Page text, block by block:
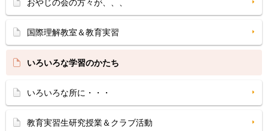
おやじの会の方々が、、、
国際理解教室＆教育実習
いろいろな学習のかたち
いろいろな所に・・・
教育実習生研究授業＆クラブ活動